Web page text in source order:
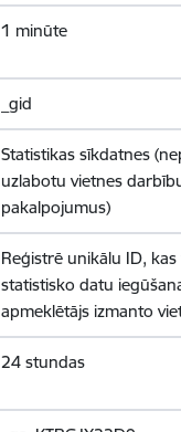
1 minūte
_gid
Statistikas sīkdatnes
uzlabotu vietnes
pakalpojumus)
Reģistrē unikālu ID,
statistisko datu
apmeklētājs izmanto
24 stundas